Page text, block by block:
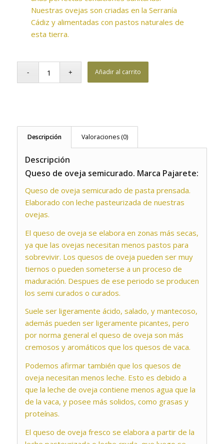
Nuestras ovejas son criadas en la Serranía
Cádiz y alimentadas con pastos naturales de
esta tierra.
Añadir al carrito
Descripción Valoraciones (0)
Descripción
Queso de oveja semicurado. Marca Pajarete:
Queso de oveja semicurado de pasta prensada.
Elaborado con leche pasteurizada de nuestras
ovejas.
El queso de oveja se elabora en zonas más secas,
ya que las ovejas necesitan menos pastos para
sobrevivir. Los quesos de oveja pueden ser muy
tiernos o pueden someterse a un proceso de
maduración. Despues de ese periodo se producen
los semi curados o curados.
Suele ser ligeramente ácido, salado, y mantecoso,
además pueden ser ligeramente picantes, pero
por norma general el queso de oveja son más
cremosos y aromáticos que los quesos de vaca.
Podemos afirmar también que los quesos de
oveja necesitan menos leche. Esto es debido a
que la leche de oveja contiene menos agua que la
de la vaca, y posee más solidos, como grasas y
proteínas.
El queso de oveja fresco se elabora a partir de la